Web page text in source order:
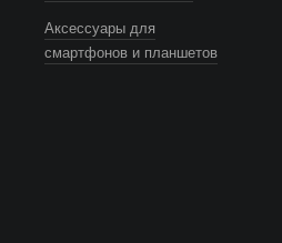
Аксессуары для
смартфонов и планшетов